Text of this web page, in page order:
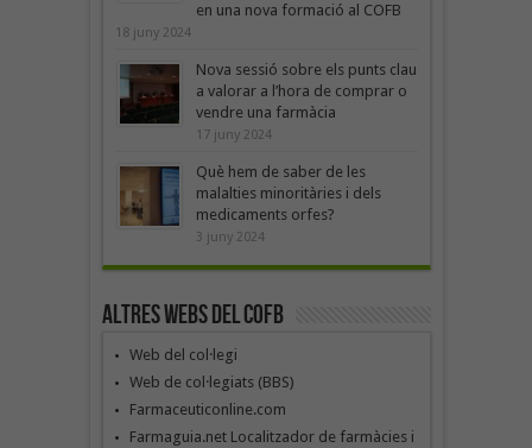
en una nova formació al COFB
18 juny 2024
Nova sessió sobre els punts clau
a valorar a l’hora de comprar o
vendre una farmàcia
17 juny 2024
Què hem de saber de les
malalties minoritàries i dels
medicaments orfes?
3 juny 2024
Altres webs del COFB
Web del col·legi
Web de col·legiats (BBS)
Farmaceuticonline.com
Farmaguia.net Localitzador de farmàcies i